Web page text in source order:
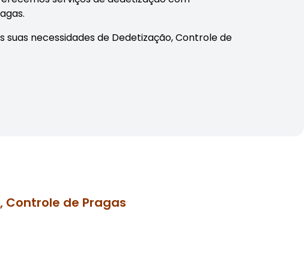
suas necessidades de Dedetização, Controle de
de Pragas